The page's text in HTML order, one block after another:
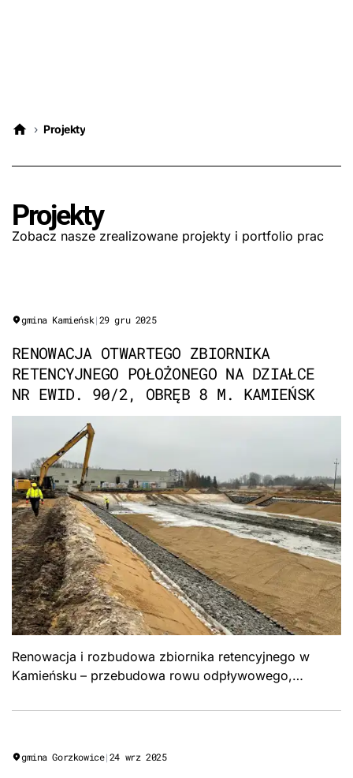
› Projekty
Projekty
Zobacz nasze zrealizowane projekty i portfolio prac
gmina Kamieńsk|29 gru 2025
RENOWACJA OTWARTEGO ZBIORNIKA
RETENCYJNEGO POŁOŻONEGO NA DZIAŁCE
NR EWID. 90/2, OBRĘB 8 M. KAMIEŃSK
Renowacja i rozbudowa zbiornika retencyjnego w
Kamieńsku – przebudowa rowu odpływowego,
gmina Gorzkowice|24 wrz 2025